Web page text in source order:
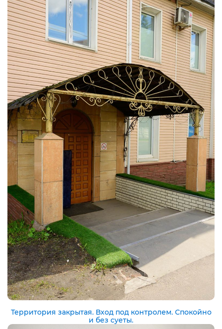
Территория закрытая. Вход под контролем. Спокойно
и без суеты.